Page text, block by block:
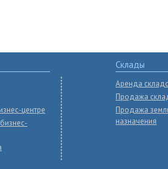
центре
Склады
Аренда
Продажа
Продажа
назначения